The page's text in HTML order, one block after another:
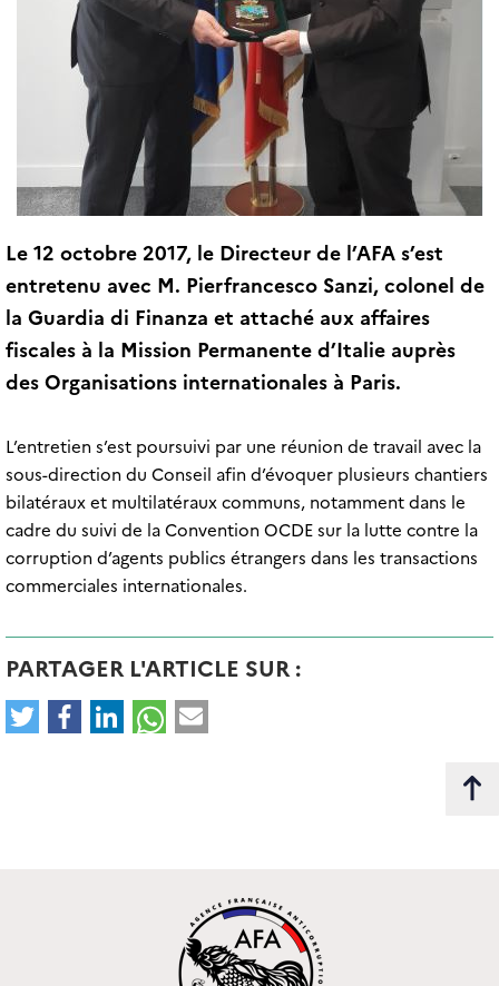
Le 12 octobre 2017, le Directeur de l’AFA s’est
entretenu avec M. Pierfrancesco Sanzi, colonel de
la Guardia di Finanza et attaché aux affaires
fiscales à la Mission Permanente d’Italie auprès
des Organisations internationales à Paris.
L’entretien s’est poursuivi par une réunion de travail avec la
sous-direction du Conseil afin d’évoquer plusieurs chantiers
bilatéraux et multilatéraux communs, notamment dans le
cadre du suivi de la Convention OCDE sur la lutte contre la
corruption d’agents publics étrangers dans les transactions
commerciales internationales.
PARTAGER L'ARTICLE SUR :